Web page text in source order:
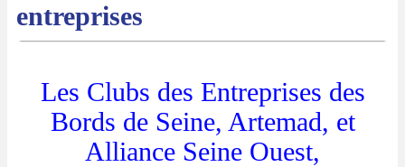
entreprises
Les Clubs des Entreprises des
Bords de Seine, Artemad, et
Alliance Seine Ouest,